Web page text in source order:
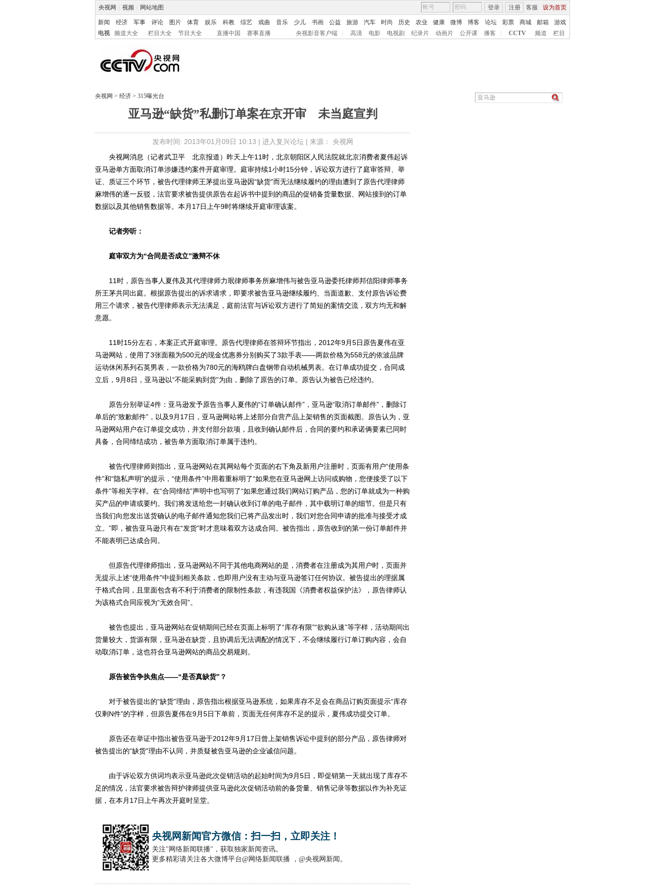
央视网 视频 网站地图 客服 设为首页
登录 注册
新闻 经济 军事 评论 图片 体育 娱乐 科教 综艺 戏曲 音乐 少儿 书画 公益 旅游 汽车 时尚 历史 农业 健康 微博 博客 论坛 彩票 商城 邮箱
游戏
电视
频道大全 栏目大全 节目大全 直播中国 赛事直播 央视影音客户端 高清 电影 电视剧 纪录片 动画片 公开课 播客 CCTV 频道 栏目
央视网 > 经济 > 315曝光台
亚马逊“缺货”私删订单案在京开审 未当庭宣判
发布时间: 2013年01月09日 10:13 | 进入复兴论坛| 来源： 央视网
央视网消息（记者武卫平 北京报道）昨天上午11时，北京朝阳区人民法院就北京消费者夏伟起诉
亚马逊单方面取消订单涉嫌违约案件开庭审理。庭审持续1小时15分钟，诉讼双方进行了庭审答辩、举
证、质证三个环节，被告代理律师王茅提出亚马逊因“缺货”而无法继续履约的理由遭到了原告代理律师
麻增伟的逐一反驳，法官要求被告提供原告在起诉书中提到的商品的促销备货量数据、网站接到的订单
数据以及其他销售数据等。本月17日上午9时将继续开庭审理该案。
记者旁听：
庭审双方为“合同是否成立”激辩不休
11时，原告当事人夏伟及其代理律师力珉律师事务所麻增伟与被告亚马逊委托律师邦信阳律师事务
所王茅共同出庭。根据原告提出的诉求请求，即要求被告亚马逊继续履约、当面道歉、支付原告诉讼费
用三个请求，被告代理律师表示无法满足，庭前法官与诉讼双方进行了简短的案情交流，双方均无和解
意愿。
11时15分左右，本案正式开庭审理。原告代理律师在答辩环节指出，2012年9月5日原告夏伟在亚
马逊网站，使用了3张面额为500元的现金优惠券分别购买了3款手表——两款价格为558元的依波品牌
运动休闲系列石英男表，一款价格为780元的海鸥牌白盘钢带自动机械男表。在订单成功提交，合同成
立后，9月8日，亚马逊以“不能采购到货”为由，删除了原告的订单。原告认为被告已经违约。
原告分别举证4件：亚马逊发予原告当事人夏伟的“订单确认邮件”，亚马逊“取消订单邮件”，删除订
单后的“致歉邮件”，以及9月17日，亚马逊网站将上述部分自营产品上架销售的页面截图。原告认为，亚
马逊网站用户在订单提交成功，并支付部分款项，且收到确认邮件后，合同的要约和承诺俩要素已同时
具备，合同缔结成功，被告单方面取消订单属于违约。
被告代理律师则指出，亚马逊网站在其网站每个页面的右下角及新用户注册时，页面有用户“使用条
件”和“隐私声明”的提示，“使用条件”中用着重标明了“如果您在亚马逊网上访问或购物，您便接受了以下
条件”等相关字样。在“合同缔结”声明中也写明了“如果您通过我们网站订购产品，您的订单就成为一种购
买产品的申请或要约。我们将发送给您一封确认收到订单的电子邮件，其中载明订单的细节。但是只有
当我们向您发出送货确认的电子邮件通知您我们已将产品发出时，我们对您合同申请的批准与接受才成
立。”即，被告亚马逊只有在“发货”时才意味着双方达成合同。被告指出，原告收到的第一份订单邮件并
不能表明已达成合同。
但原告代理律师指出，亚马逊网站不同于其他电商网站的是，消费者在注册成为其用户时，页面并
无提示上述“使用条件”中提到相关条款，也即用户没有主动与亚马逊签订任何协议。被告提出的理据属
于格式合同，且里面包含有不利于消费者的限制性条款，有违我国《消费者权益保护法》，原告律师认
为该格式合同应视为“无效合同”。
被告也提出，亚马逊网站在促销期间已经在页面上标明了“库存有限”“欲购从速”等字样，活动期间出
货量较大，货源有限，亚马逊在缺货，且协调后无法调配的情况下，不会继续履行订单订购内容，会自
动取消订单，这也符合亚马逊网站的商品交易规则。
原告被告争执焦点——“是否真缺货”？
对于被告提出的“缺货”理由，原告指出根据亚马逊系统，如果库存不足会在商品订购页面提示“库存
仅剩N件”的字样，但原告夏伟在9月5日下单前，页面无任何库存不足的提示，夏伟成功提交订单。
原告还在举证中指出被告亚马逊于2012年9月17日曾上架销售诉讼中提到的部分产品，原告律师对
被告提出的“缺货”理由不认同，并质疑被告亚马逊的企业诚信问题。
由于诉讼双方供词均表示亚马逊此次促销活动的起始时间为9月5日，即促销第一天就出现了库存不
足的情况，法官要求被告辩护律师提供亚马逊此次促销活动前的备货量、销售记录等数据以作为补充证
据，在本月17日上午再次开庭时呈堂。
央视网新闻官方微信：扫一扫，立即关注！
关注"网络新闻联播"，获取独家新闻资讯。
更多精彩请关注各大微博平台@网络新闻联播 ，@央视网新闻。